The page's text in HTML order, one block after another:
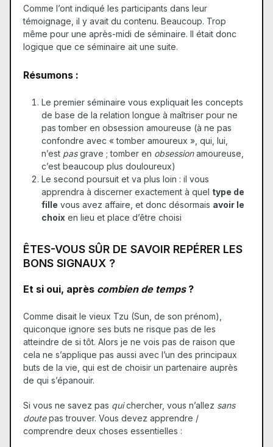
Comme l’ont indiqué les participants dans leur
témoignage, il y avait du contenu. Beaucoup. Trop
même pour une après-midi de séminaire. Il était donc
logique que ce séminaire ait une suite.
Résumons :
Le premier séminaire vous expliquait les concepts
de base de la relation longue à maîtriser pour ne
pas tomber en obsession amoureuse (à ne pas
confondre avec « tomber amoureux », qui, lui,
n’est pasgrave ; tomber en obsessionamoureuse,
c’est beaucoup plus douloureux)
Le second poursuit et va plus loin : il vous
apprendra à discerner exactement à quel type de
fille vous avez affaire, et donc désormais avoir le
choix en lieu et place d’être choisi
ÊTES-VOUS SÛR DE SAVOIR REPÉRER LES
BONS SIGNAUX ?
Et si oui, après combien de temps?
Comme disait le vieux Tzu (Sun, de son prénom),
quiconque ignore ses buts ne risque pas de les
atteindre de si tôt. Alors je ne vois pas de raison que
cela ne s’applique pas aussi avec l’un des principaux
buts de la vie, qui est de choisir un partenaire auprès
de qui s’épanouir.
Si vous ne savez pas quichercher, vous n’allez sans
doutepas trouver. Vous devez apprendre /
comprendre deux choses essentielles :